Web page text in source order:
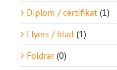
Diplom / certifikat (1)
Flyers / blad (1)
Foldrar (0)